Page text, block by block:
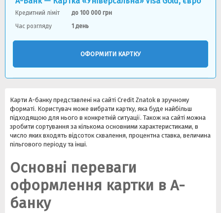
Кредитний ліміт
до 100 000 грн
Час розгляду
1 день
ОФОРМИТИ КАРТКУ
Карти А-банку представлені на сайті Credit Znatok в зручному
форматі. Користувач може вибрати картку, яка буде найбільш
підходящою для нього в конкретній ситуації. Також на сайті можна
зробити сортування за кількома основними характеристиками, в
число яких входять відсоток схвалення, процентна ставка, величина
пільгового періоду та інші.
Основні переваги
оформлення картки в А-
банку